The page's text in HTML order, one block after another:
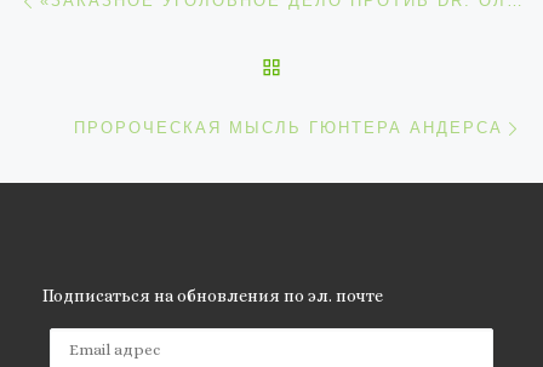
ПРОРОЧЕСКАЯ МЫСЛЬ ГЮНТЕРА АНДЕРСА
Подписаться на обновления по эл. почте